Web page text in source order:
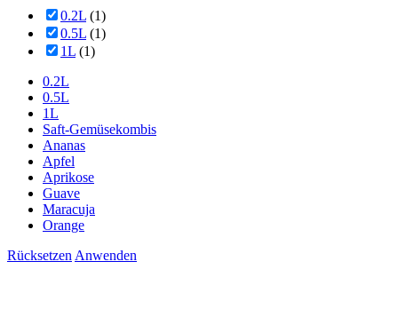
0.2L (1)
0.5L (1)
1L (1)
0.2L
0.5L
1L
Saft-Gemüsekombis
Ananas
Apfel
Aprikose
Guave
Maracuja
Orange
Rücksetzen Anwenden